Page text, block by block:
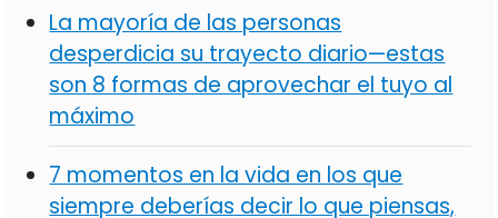
La mayoría de las personas
desperdicia su trayecto diario—estas
son 8 formas de aprovechar el tuyo al
máximo
7 momentos en la vida en los que
siempre deberías decir lo que piensas,